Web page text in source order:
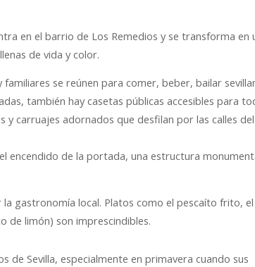
en el barrio de Los Remedios y se transforma en
de vida y color.
se reúnen para comer, beber, bailar
también hay casetas públicas accesibles para
y carruajes adornados que desfilan por las calles del
encendido de la portada, una estructura
gastronomía local. Platos como el pescaíto frito, el
de limón) son imprescindibles.
de Sevilla, especialmente en primavera cuando sus